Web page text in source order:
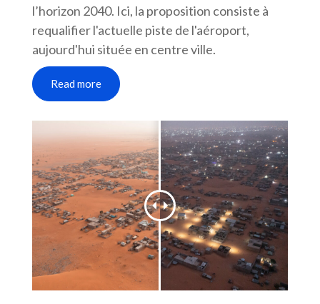
l’horizon 2040. Ici, la proposition consiste à
requalifier l'actuelle piste de l'aéroport,
aujourd'hui située en centre ville.
Read more